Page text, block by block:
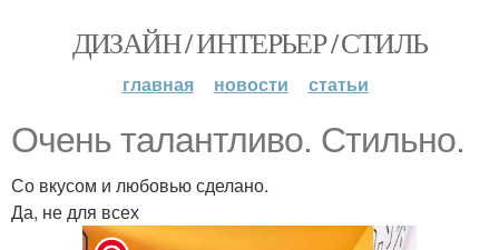
ДИЗАЙН / ИНТЕРЬЕР / СТИЛЬ
главная новости статьи
Очень талантливо. Стильно.
Со вкусом и любовью сделано.
Да, не для всех